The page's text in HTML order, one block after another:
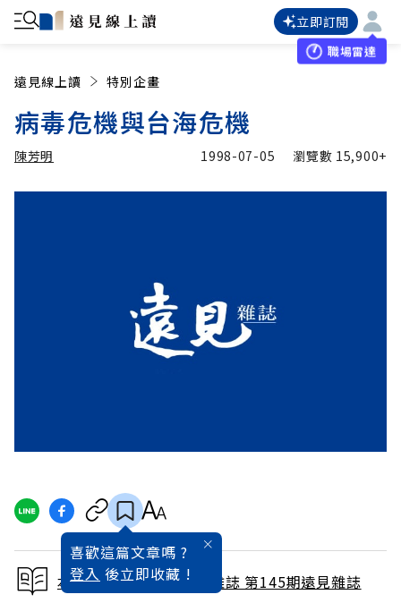
立即訂閱
職場雷達
遠見線上讀 特別企畫
病毒危機與台海危機
陳芳明 1998-07-05 瀏覽數 15,900+
喜歡這篇文章嗎 ?
登入 後立即收藏 !
本文出自 1998 / 7月號雜誌 第145期遠見雜誌